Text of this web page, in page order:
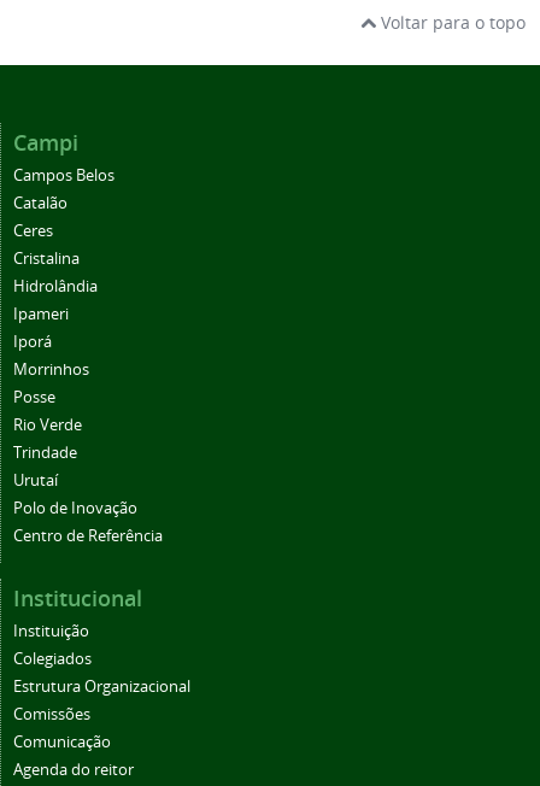
Voltar para o topo
Campi
Campos Belos
Catalão
Ceres
Cristalina
Hidrolândia
Ipameri
Iporá
Morrinhos
Posse
Rio Verde
Trindade
Urutaí
Polo de Inovação
Centro de Referência
Institucional
Instituição
Colegiados
Estrutura Organizacional
Comissões
Comunicação
Agenda do reitor